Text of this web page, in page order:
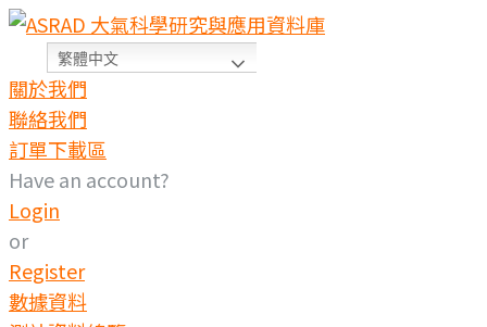
Skip
content
繁體中文
關於我們
聯絡我們
訂單下載區
Have an account?
Login
or
Register
數據資料